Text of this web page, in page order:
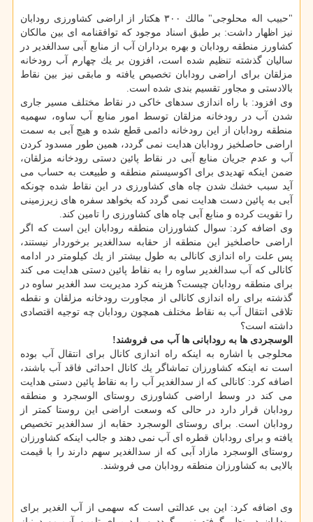
"حبیب اله محلوجی" مالك ۳۰۰ هكتار از اراضی كشاورزی رودابان
نیز اظهار داشت: بر طبق اسناد موجود كه توافقنامه ای بین مالكان
كشاورز منطقه رودابان و بهره برداران آب از منابع آبی سدالغدیر در
سالیان گذشته تنظیم شده است، افزون بر یك چهارم آب رودخانه
مزلقان برای اراضی رودابان تخصیص یافته و مابقی نیز بین نقاط
بالادستی و مجاور تقسیم بندی شده است.
وی افزود: با راه اندازی سدهای خاكی در نقاط مختلف مسیر جاری
شدن آب در رودخانه مزلقان توسط امور منابع آب ساوه، سهمیه
منطقه رودابان از این رودخانه دائمی قطع شده و هیچ آبی به سمت
اراضی حاصلخیز رودابان هدایت نمی گردد، همین طور مسدود كردن
آب و عدم جریان منابع آبی در نقاط پائین دستی رودخانه مزلقان،
ضمن اینكه تهدیدی برای اكوسیستم منطقه و طبیعت به حساب می
آید سبب خشك شدن چاه های كشاورزی در این نقاط شده چونكه
آبی به پائین دست هدایت نمی گردد كه بخواهد سفره های زیرزمینی
را تقویت كرده و منابع آبی چاه های كشاورزی را تامین كند.
وی اضافه كرد: سوال كشاورزان منطقه رودابان این است كه اگر
اراضی حاصلخیز این منطقه از حقابه سدالغدیر برخوردار نیستند،
پس علت راه اندازی كانالی به طول بیشتر از یك كیلومتر در ادامه
كانالی كه آب سدالغدیر ساوه را به نقاط پائین دستی هدایت می كند
برای منطقه رودابان چیست؟ هزینه كرد مدیریت سد الغدیر ساوه در
گذشته برای راه اندازی كانالی از مجاورت رودخانه مزلقان و نقطه
تلاقی انتقال آب به نقاط مختلف همچون رودابان چه توجیه اقتصادی
داشته است؟
الوسجردی ها به رودابانی ها آب می فروشند!
محلوجی با اشاره به اینكه راه اندازی كانال برای انتقال آب بوده
است نه اینكه كشاورزان تماشاگر یك كانال احداثی فاقد آب باشند،
اضافه كرد: كانالی كه از سدالغدیر آب را به نقاط پائین دستی هدایت
می كند در وسط اراضی كشاورزی روستای الوسجرد و منطقه
رودابان قرار دارد در حالی كه وسعت اراضی این روستا كمتر از
رودابان است. برای روستای الوسجرد حقابه از سدالغدیر تخصیص
یافته و برای رودابان قطره ای آب نمی دهند و جالب اینكه كشاورزان
روستای الوسجرد مازاد آبی كه از سدالغدیر سهم دارند را با قیمت
بالایی به كشاورزان منطقه رودابان می فروشند.
وی اضافه كرد: این بی عدالتی است كه سهمی از آب الغدیر برای